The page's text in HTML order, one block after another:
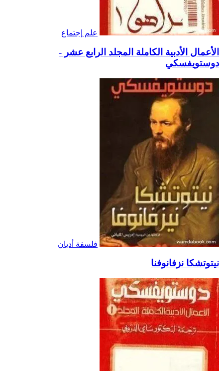
علم إجتماع
الأعمال الأدبية الكاملة المجلد الرابع عشر -
دوستويفسكي
فلسفة أديان
نيتوتشكا نزفانوفنا